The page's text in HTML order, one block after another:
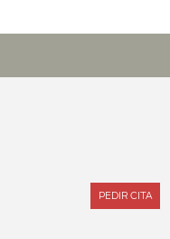
PEDIR CITACON
DR.